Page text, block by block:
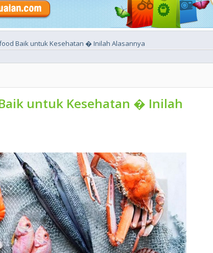
Baik untuk Kesehatan � Inilah Alasannya
untuk Kesehatan � Inilah